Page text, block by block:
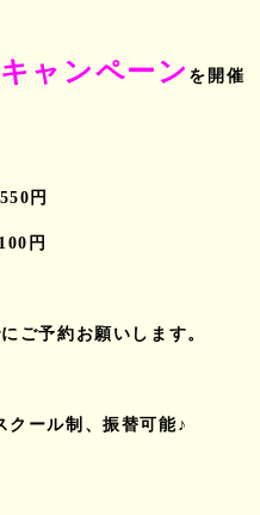
ャンペーン を開催
円
円
ご予約お願いします。
クール制、振替可能♪